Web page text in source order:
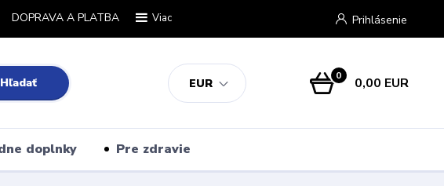
DOPRAVA A PLATBA Viac
EUR
Prihlásenie
Hľadať 0 0,00 EUR
doplnky Pre zdravie